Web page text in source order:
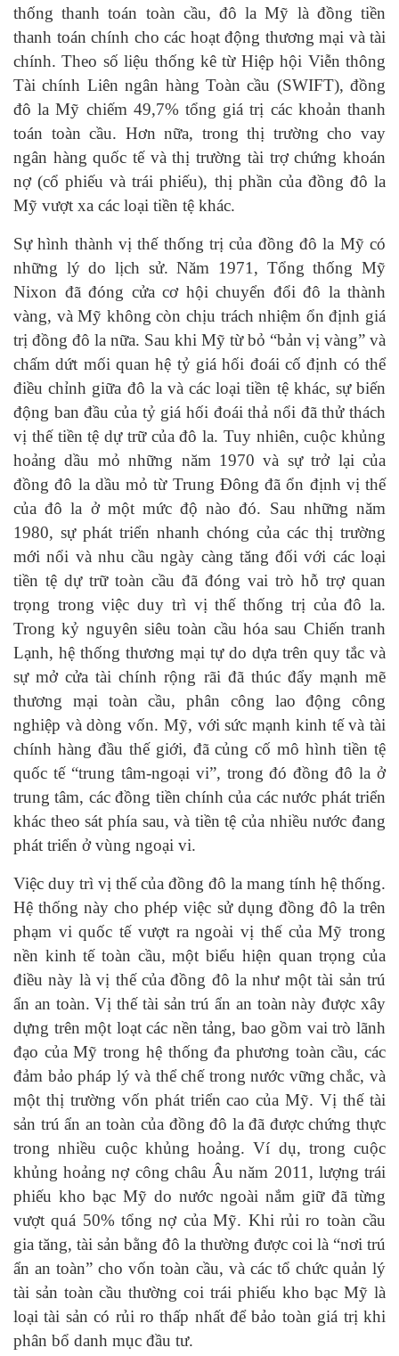
thống thanh toán toàn cầu, đô la Mỹ là đồng tiền
thanh toán chính cho các hoạt động thương mại và tài
chính. Theo số liệu thống kê từ Hiệp hội Viễn thông
Tài chính Liên ngân hàng Toàn cầu (SWIFT), đồng
đô la Mỹ chiếm 49,7% tổng giá trị các khoản thanh
toán toàn cầu. Hơn nữa, trong thị trường cho vay
ngân hàng quốc tế và thị trường tài trợ chứng khoán
nợ (cổ phiếu và trái phiếu), thị phần của đồng đô la
Mỹ vượt xa các loại tiền tệ khác.
Sự hình thành vị thế thống trị của đồng đô la Mỹ có
những lý do lịch sử. Năm 1971, Tổng thống Mỹ
Nixon đã đóng cửa cơ hội chuyển đổi đô la thành
vàng, và Mỹ không còn chịu trách nhiệm ổn định giá
trị đồng đô la nữa. Sau khi Mỹ từ bỏ “bản vị vàng” và
chấm dứt mối quan hệ tỷ giá hối đoái cố định có thể
điều chỉnh giữa đô la và các loại tiền tệ khác, sự biến
động ban đầu của tỷ giá hối đoái thả nổi đã thử thách
vị thế tiền tệ dự trữ của đô la. Tuy nhiên, cuộc khủng
hoảng dầu mỏ những năm 1970 và sự trở lại của
đồng đô la dầu mỏ từ Trung Đông đã ổn định vị thế
của đô la ở một mức độ nào đó. Sau những năm
1980, sự phát triển nhanh chóng của các thị trường
mới nổi và nhu cầu ngày càng tăng đối với các loại
tiền tệ dự trữ toàn cầu đã đóng vai trò hỗ trợ quan
trọng trong việc duy trì vị thế thống trị của đô la.
Trong kỷ nguyên siêu toàn cầu hóa sau Chiến tranh
Lạnh, hệ thống thương mại tự do dựa trên quy tắc và
sự mở cửa tài chính rộng rãi đã thúc đẩy mạnh mẽ
thương mại toàn cầu, phân công lao động công
nghiệp và dòng vốn. Mỹ, với sức mạnh kinh tế và tài
chính hàng đầu thế giới, đã củng cố mô hình tiền tệ
quốc tế “trung tâm-ngoại vi”, trong đó đồng đô la ở
trung tâm, các đồng tiền chính của các nước phát triển
khác theo sát phía sau, và tiền tệ của nhiều nước đang
phát triển ở vùng ngoại vi.
Việc duy trì vị thế của đồng đô la mang tính hệ thống.
Hệ thống này cho phép việc sử dụng đồng đô la trên
phạm vi quốc tế vượt ra ngoài vị thế của Mỹ trong
nền kinh tế toàn cầu, một biểu hiện quan trọng của
điều này là vị thế của đồng đô la như một tài sản trú
ẩn an toàn. Vị thế tài sản trú ẩn an toàn này được xây
dựng trên một loạt các nền tảng, bao gồm vai trò lãnh
đạo của Mỹ trong hệ thống đa phương toàn cầu, các
đảm bảo pháp lý và thể chế trong nước vững chắc, và
một thị trường vốn phát triển cao của Mỹ. Vị thế tài
sản trú ẩn an toàn của đồng đô la đã được chứng thực
trong nhiều cuộc khủng hoảng. Ví dụ, trong cuộc
khủng hoảng nợ công châu Âu năm 2011, lượng trái
phiếu kho bạc Mỹ do nước ngoài nắm giữ đã từng
vượt quá 50% tổng nợ của Mỹ. Khi rủi ro toàn cầu
gia tăng, tài sản bằng đô la thường được coi là “nơi trú
ẩn an toàn” cho vốn toàn cầu, và các tổ chức quản lý
tài sản toàn cầu thường coi trái phiếu kho bạc Mỹ là
loại tài sản có rủi ro thấp nhất để bảo toàn giá trị khi
phân bổ danh mục đầu tư.